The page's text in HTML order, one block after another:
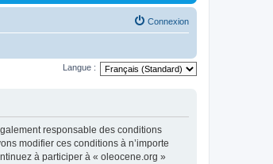
Connexion
Langue :
responsable des conditions
modifier ces conditions à n’importe
à participer à « oleocene.org »